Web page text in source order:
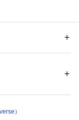
レイ目からカジュ
快適な着用感
ステル 100%
い タンブル乾燥×
）